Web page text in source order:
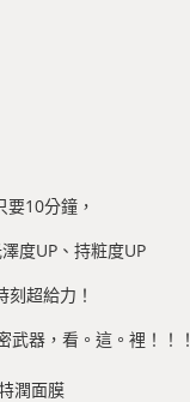
10分鐘，
度UP、持粧度UP
超給力！
武器，看。這。裡！！！
潤面膜